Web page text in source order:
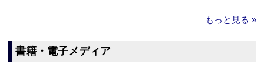
もっと見る »
書籍・電子メディア